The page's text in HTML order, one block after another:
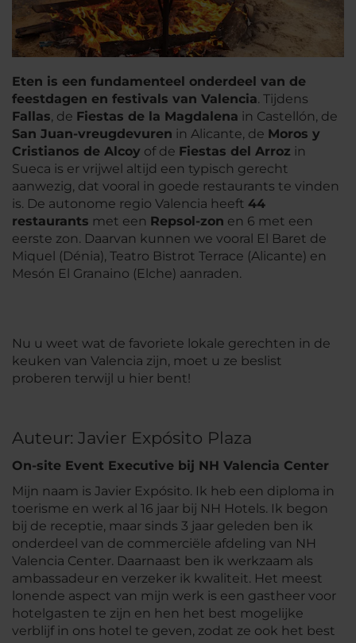
Eten is een fundamenteel onderdeel van de
feestdagen en festivals van Valencia. Tijdens
Fallas, de Fiestas de la Magdalena in Castellón, de
San Juan-vreugdevuren in Alicante, de Moros y
Cristianos de Alcoy of de Fiestas del Arroz in
Sueca is er vrijwel altijd een typisch gerecht
aanwezig, dat vooral in goede restaurants te vinden
is. De autonome regio Valencia heeft 44
restaurants met een Repsol-zon en 6 met een
eerste zon. Daarvan kunnen we vooral El Baret de
Miquel (Dénia), Teatro Bistrot Terrace (Alicante) en
Mesón El Granaino (Elche) aanraden.
Nu u weet wat de favoriete lokale gerechten in de
keuken van Valencia zijn, moet u ze beslist
proberen terwijl u hier bent!
Auteur: Javier Expósito Plaza
On-site Event Executive bij NH Valencia Center
Mijn naam is Javier Expósito. Ik heb een diploma in
toerisme en werk al 16 jaar bij NH Hotels. Ik begon
bij de receptie, maar sinds 3 jaar geleden ben ik
onderdeel van de commerciële afdeling van NH
Valencia Center. Daarnaast ben ik werkzaam als
ambassadeur en verzeker ik kwaliteit. Het meest
lonende aspect van mijn werk is een gastheer voor
hotelgasten te zijn en hen het best mogelijke
verblijf in ons hotel te geven, zodat ze ook het best